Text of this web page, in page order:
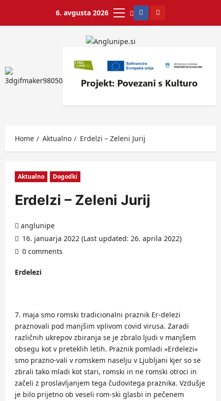
6. avgusta 2026
Home Aktualno Erdelzi – Zeleni Jurij
Aktualno Dogodki
Erdelzi – Zeleni Jurij
anglunipe
16. januarja 2022 (Last updated: 26. aprila 2022)
0 comments
Erdelezi
maja smo romski tradicionalni praznik Er-delezi
praznovali pod manjšim vplivom covid virusa. Zaradi
različnih ukrepov zbiranja se je zbralo ljudi v manjšem
obsegu kot v preteklih letih. Praznik pomladi »Erdelezi«
smo prazno-vali v romskem naselju v Ljubljani kjer so se
zbrali tako mladi kot stari, romski in ne romski otroci in
začeli z proslavljanjem tega čudovitega praznika. Vzdušje
je bilo prijetno ob veseli rom-ski glasbi in pečenem